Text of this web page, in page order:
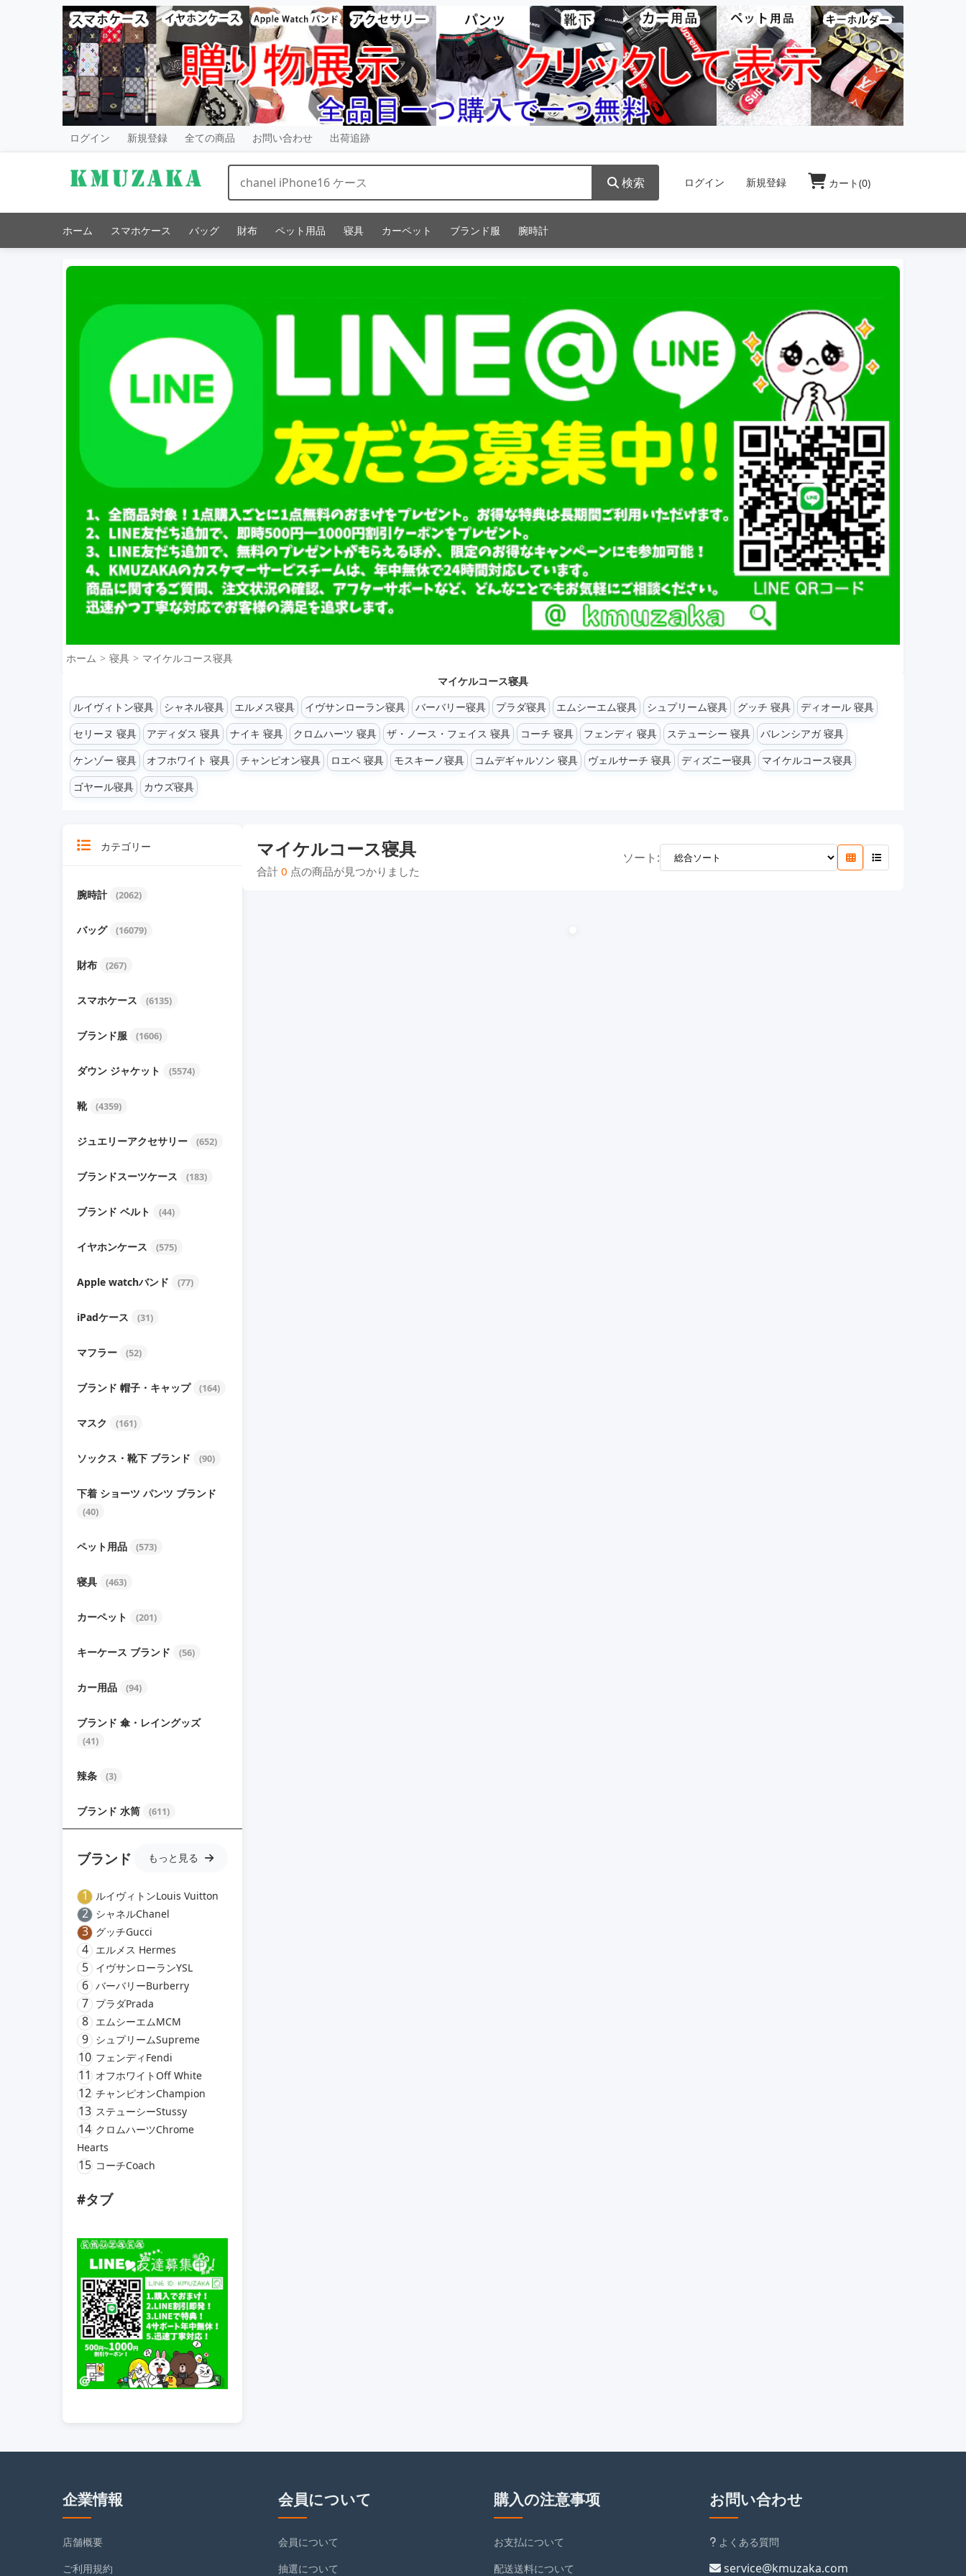
ログイン 新規登録 全ての商品 お問い合わせ 出荷追跡
検索 ログイン 新規登録 カート(0)
ホーム スマホケース バッグ 財布 ペット用品 寝具 カーペット ブランド服 腕時計
ホーム 寝具
マイケルコース寝具
マイケルコース寝具
ルイヴィトン寝具
シャネル寝具 エルメス寝具 イヴサンローラン寝具 バーバリー寝具 プラダ寝具 エムシーエム寝具 シュプリーム寝具 グッチ 寝具
ディオール 寝具
セリーヌ 寝具
アディダス 寝具 ナイキ 寝具 クロムハーツ 寝具 ザ・ノース・フェイス 寝具 コーチ 寝具 フェンディ 寝具 ステューシー 寝具
バレンシアガ 寝具
ケンゾー 寝具
オフホワイト 寝具 チャンピオン寝具 ロエベ 寝具 モスキーノ寝具 コムデギャルソン 寝具 ヴェルサーチ 寝具 ディズニー寝具
マイケルコース寝具
ゴヤール寝具
カウズ寝具
カテゴリー
腕時計 (2062)
バッグ (16079)
財布 (267)
スマホケース (6135)
ブランド服 (1606)
ダウン ジャケット (5574)
靴 (4359)
ジュエリーアクセサリー (652)
ブランドスーツケース (183)
ブランド ベルト (44)
イヤホンケース (575)
Apple watchバンド (77)
iPadケース (31)
マフラー (52)
ブランド 帽子・キャップ (164)
マスク (161)
ソックス・靴下 ブランド (90)
下着 ショーツ パンツ ブランド
(40)
ペット用品 (573)
寝具 (463)
カーペット (201)
キーケース ブランド (56)
カー用品 (94)
ブランド 傘・レイングッズ
(41)
辣条 (3)
ブランド 水筒 (611)
ブランド もっと見る
1 ルイヴィトンLouis Vuitton
2 シャネルChanel
3 グッチGucci
4 エルメス Hermes
5 イヴサンローランYSL
6 バーバリーBurberry
7 プラダPrada
8 エムシーエムMCM
9 シュプリームSupreme
10 フェンディFendi
11 オフホワイトOff White
12 チャンピオンChampion
13 ステューシーStussy
14 クロムハーツChrome
Hearts
15 コーチCoach
#タブ
マイケルコース寝具
合計 0 点の商品が見つかりました
ソート:
企業情報
店舗概要
ご利用規約
会員について
会員について
抽選について
購入の注意事项
お支払について
配送送料について
お問い合わせ
よくある質問
service@kmuzaka.com